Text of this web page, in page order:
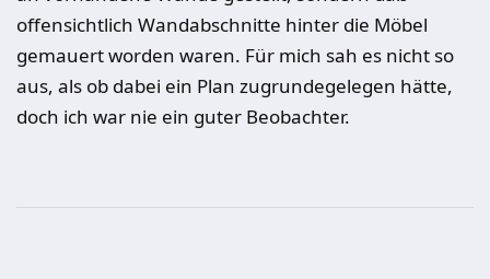
offensichtlich Wandabschnitte hinter die Möbel
gemauert worden waren. Für mich sah es nicht so
aus, als ob dabei ein Plan zugrundegelegen hätte,
doch ich war nie ein guter Beobachter.